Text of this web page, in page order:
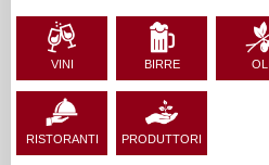
VINI BIRRE OLI
RISTORANTI PRODUTTORI